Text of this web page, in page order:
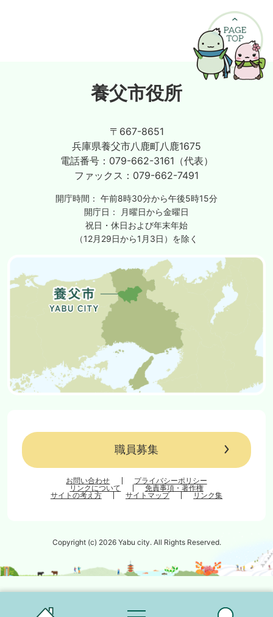
養父市役所
〒667-8651
兵庫県養父市八鹿町八鹿1675
電話番号： 079-662-3161（代表）
ファックス： 079-662-7491
開庁時間： 午前8時30分から午後5時15分
開庁日：
月曜日から金曜日
祝日・休日および年末年始
（12月29日から1月3日）を除く
職員募集
お問い合わせ
プライバシーポリシー
リンクについて
免責事項・著作権
サイトの考え方
サイトマップ リンク集
Copyright (c) 2026 Yabu city. All Rights Reserved.